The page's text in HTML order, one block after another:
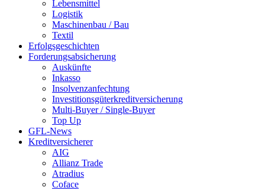
Lebensmittel
Logistik
Maschinenbau / Bau
Textil
Erfolgsgeschichten
Forderungsabsicherung
Auskünfte
Inkasso
Insolvenzanfechtung
Investitionsgüterkreditversicherung
Multi-Buyer / Single-Buyer
Top Up
GFL-News
Kreditversicherer
AIG
Allianz Trade
Atradius
Coface